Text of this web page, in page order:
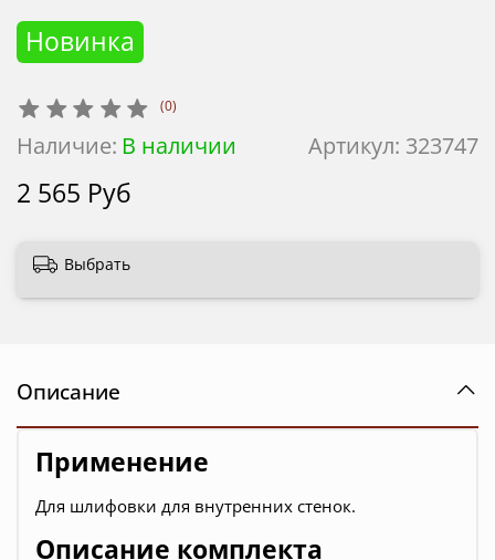
(0)
Артикул: 323747
Наличие: В наличии
Новинка
2 565 Руб
Выбрать
Описание
Применение
Для шлифовки для внутренних стенок.
Описание комплекта